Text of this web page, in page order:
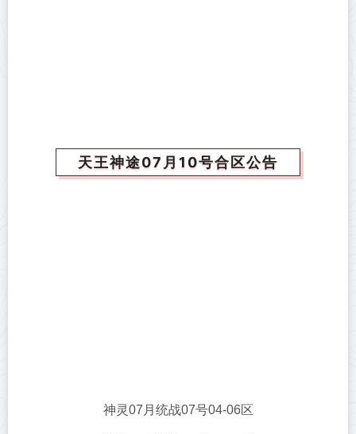
天王神途07月10号合区公告
神灵07月统战07号04-06区